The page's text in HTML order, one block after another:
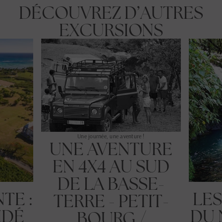
DÉCOUVREZ D’AUTRES
EXCURSIONS
:
Une journée, une aventure !
UNE AVENTURE
EN 4X4 AU SUD
DE LA BASSE-
TERRE - PETIT-
DU